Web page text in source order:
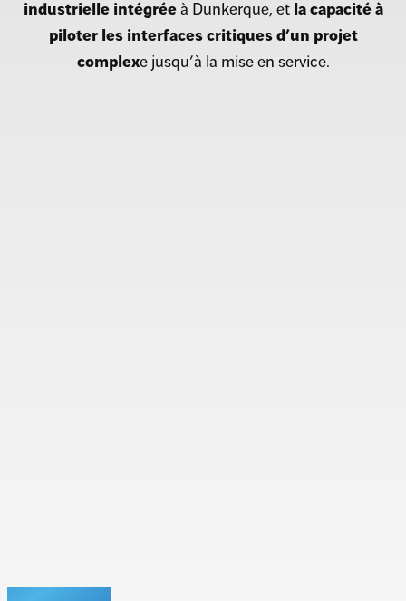
industrielle intégréeà Dunkerque, et la capacité à
piloter les interfaces critiques d’un projet
complexe jusqu’à la mise en service.